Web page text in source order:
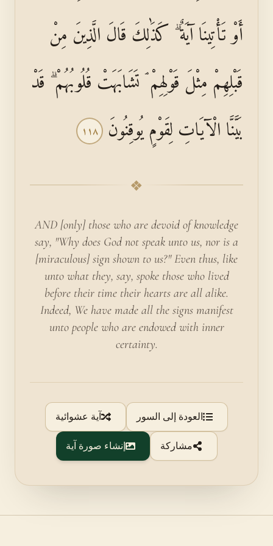
أَوْ تَأْتِينَا آيَةٌ ۗ كَذَٰلِكَ قَالَ الَّذِينَ مِنْ
قَبْلِهِمْ مِثْلَ قَوْلِهِمْ ۘ تَشَابَهَتْ قُلُوبُهُمْ ۗ قَدْ
بَيَّنَّا الْآيَاتِ لِقَوْمٍ يُوقِنُونَ ١١٨
❖
AND [only] those who are devoid of knowledge
say, "Why does God not speak unto us, nor is a
[miraculous] sign shown to us?" Even thus, like
unto what they, say, spoke those who lived
before their time their hearts are all alike.
Indeed, We have made all the signs manifest
unto people who are endowed with inner
certainty.
العودة إلى السور آية عشوائية
مشاركة إنشاء صورة آية